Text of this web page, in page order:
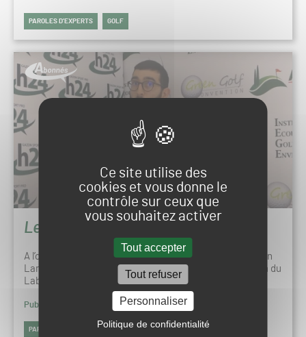
Ce site utilise des
cookies et vous donne le
contrôle sur ceux que
vous souhaitez activer
Tout accepter
Tout refuser
Personnaliser
Politique de confidentialité
PAROLES D’EXPERTS GOLF
Le Label Golf pour la Biodiversité
A l’occasion de la Green Golf Convention 2022, Maximilien
Lambert nous a expliqué le fonctionnement et l’évolution du
Label Golf pour la Biodiversité. A…
Publié le 1 février 2023 à 07h00
PAROLES D’EXPERTS GOLF